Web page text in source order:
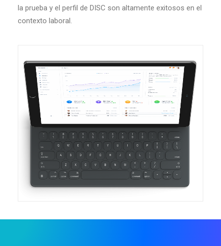
la prueba y el perfil de DISC son altamente exitosos en el
contexto laboral.